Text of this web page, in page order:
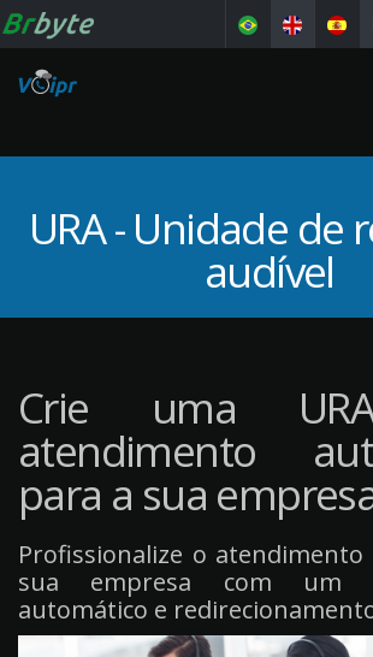
URA - Unidade de
audível
Crie uma
atendimento
para a sua
Profissionalize o atendimento
sua empresa com um
automático e